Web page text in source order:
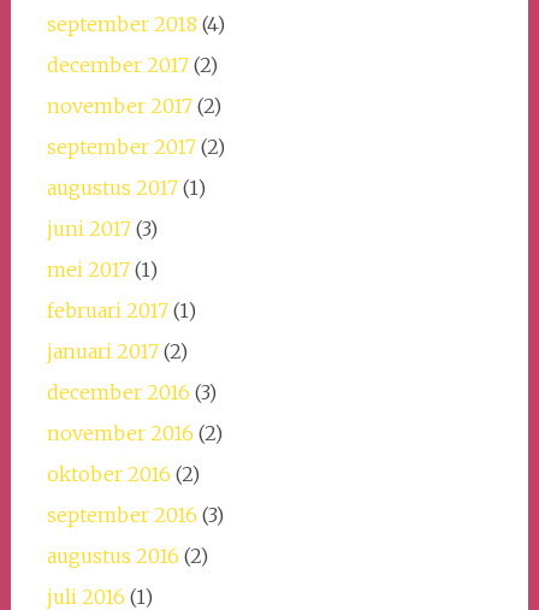
september 2018 (4)
december 2017(2)
november 2017(2)
september 2017(2)
augustus 2017(1)
juni 2017(3)
mei 2017(1)
februari 2017(1)
januari 2017(2)
december 2016 (3)
november 2016 (2)
oktober 2016 (2)
september 2016 (3)
augustus 2016 (2)
juli 2016 (1)